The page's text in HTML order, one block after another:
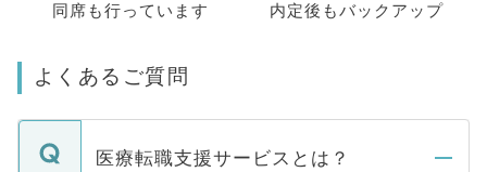
同席も行っています
内定後もバックアップ
よくあるご質問
医療転職支援サービスとは？